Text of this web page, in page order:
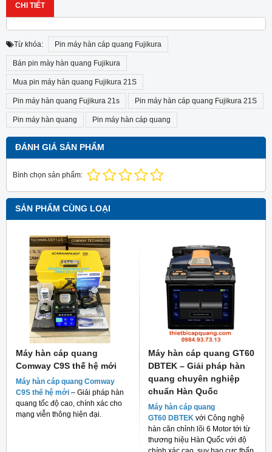
CHI TIẾT
Từ khóa: Pin máy hàn cáp quang Fujikura
Bán pin mày hàn quang Fujikura
Mua pin máy hàn quang Fujikura 21S
Pin máy hàn quang Fujikura 21s Pin máy hàn cáp quang Fujikura 21S
Pin máy hàn quang Pin máy hàn cáp quang
ĐÁNH GIÁ SẢN PHẨM
Bình chọn sản phẩm:
SẢN PHẨM CÙNG LOẠI
Máy hàn cáp quang
Comway C9S thế hệ mới
Máy hàn cáp quang Comway
C9S thế hệ mới – Giải pháp hàn
quang tốc độ cao, chính xác cho
mạng viễn thông hiện đại.
Máy hàn cáp quang GT60
DBTEK – Giải pháp hàn
quang chuyên nghiệp
chuẩn Hàn Quốc
Máy hàn cáp quang
GT60 DBTEK với Công nghệ
hàn căn chỉnh lõi 6 Motor tới từ
thương hiệu Hàn Quốc với độ